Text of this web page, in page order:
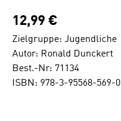
12,99 €
Zielgruppe: Jugendliche
Autor: Ronald Dunckert
Best.-Nr: 71134
ISBN: 978-3-95568-569-0